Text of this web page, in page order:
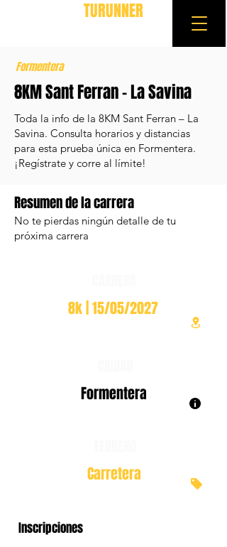
TURUNNER
Formentera
8KM Sant Ferran – La Savina
Toda la info de la 8KM Sant Ferran – La
Savina. Consulta horarios y distancias
para esta prueba única en Formentera.
¡Regístrate y corre al límite!
Resumen de la carrera
No te pierdas ningún detalle de tu
próxima carrera
8k | 15/05/2027
Formentera
Carretera
Inscripciones